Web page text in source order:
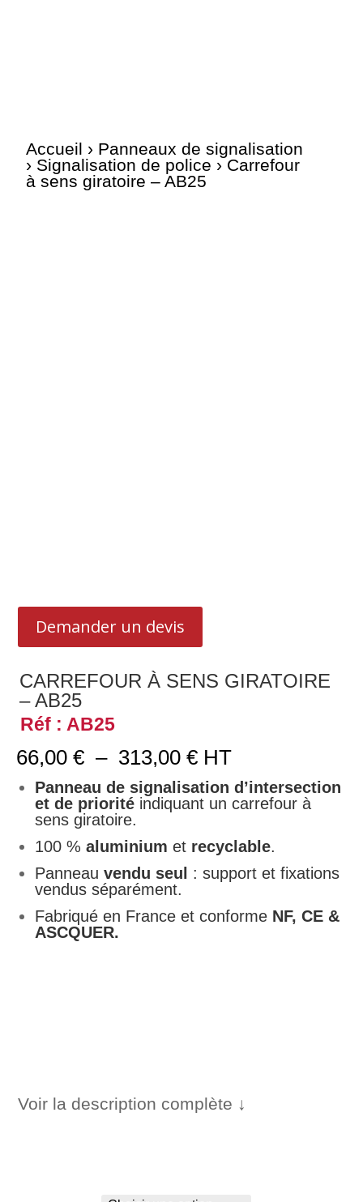
Accueil › Panneaux de signalisation
› Signalisation de police › Carrefour
à sens giratoire – AB25
Demander un devis
CARREFOUR À SENS GIRATOIRE
– AB25
Réf : AB25
66,00€ – 313,00€Plage
de
prix :
66,00 €
313,00 €
HT
Panneau de signalisation d’intersection
et de priorité indiquant un carrefour à
sens giratoire.
100 %aluminiumet recyclable.
Panneau vendu seul
: support et fixations
vendus séparément.
Fabriqué en France et conforme NF, CE &
ASCQUER.
Voir la description complète ↓